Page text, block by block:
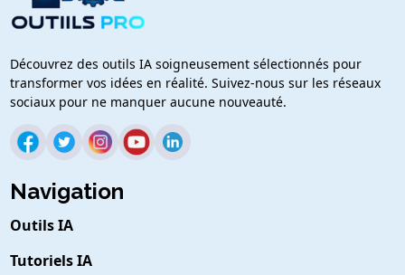
Découvrez des outils IA soigneusement sélectionnés pour
transformer vos idées en réalité. Suivez-nous sur les réseaux
sociaux pour ne manquer aucune nouveauté.
Navigation
Outils IA
Tutoriels IA